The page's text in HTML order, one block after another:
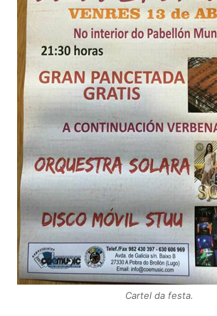
Cartel da festa.